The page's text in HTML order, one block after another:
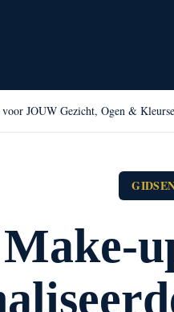
JOUW Gezicht, Ogen &